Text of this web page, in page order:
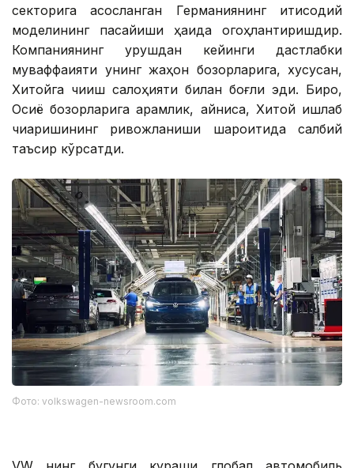
секторига асосланган Германиянинг иқтисодий
моделининг пасайиши ҳақида огоҳлантиришдир.
Компаниянинг урушдан кейинги дастлабки
муваффақияти унинг жаҳон бозорларига, хусусан,
Хитойга чиқиш салоҳияти билан боғлиқ эди. Бироқ,
Осиё бозорларига қарамлик, айниқса, Хитой ишлаб
чиқаришининг ривожланиши шароитида салбий
таъсир кўрсатди.
Фото: volkswagen-newsroom.com